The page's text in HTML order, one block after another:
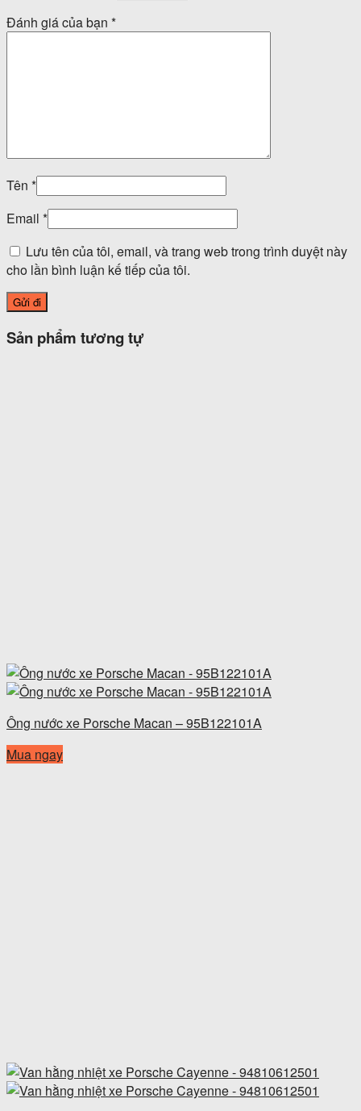
Đánh giá của bạn *
Tên *
Email *
Lưu tên của tôi, email, và trang web trong trình duyệt này
cho lần bình luận kế tiếp của tôi.
Sản phẩm tương tự
Ông nước xe Porsche Macan – 95B122101A
Mua ngay